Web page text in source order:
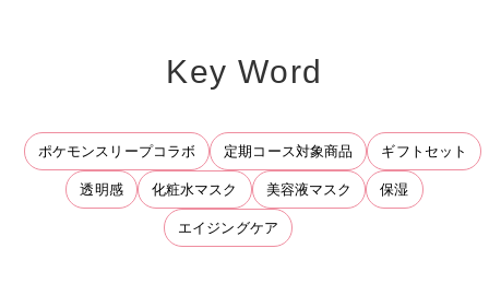
Key Word
ポケモンスリープコラボ 定期コース対象商品 ギフトセット
透明感 化粧水マスク 美容液マスク 保湿
エイジングケア